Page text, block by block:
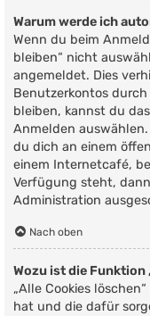
Warum werde ich
Wenn du beim
bleiben“ nicht
angemeldet. Dies
Benutzerkontos
bleiben, kannst du
Anmelden
du dich an einem
einem Internetcafé,
Verfügung steht,
Administration
Nach oben
Wozu ist die Funktion
„Alle Cookies
hat und die dafür